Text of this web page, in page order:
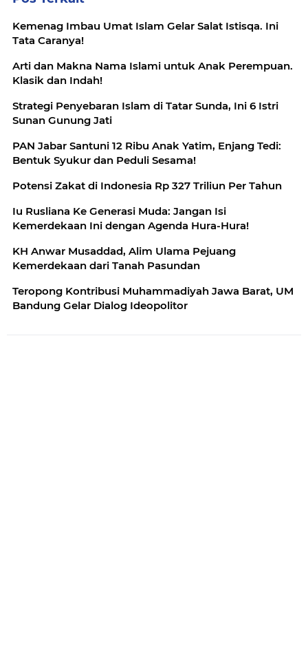
Kemenag Imbau Umat Islam Gelar Salat Istisqa. Ini
Tata Caranya!
Arti dan Makna Nama Islami untuk Anak Perempuan.
Klasik dan Indah!
Strategi Penyebaran Islam di Tatar Sunda, Ini 6 Istri
Sunan Gunung Jati
PAN Jabar Santuni 12 Ribu Anak Yatim, Enjang Tedi:
Bentuk Syukur dan Peduli Sesama!
Potensi Zakat di Indonesia Rp 327 Triliun Per Tahun
Iu Rusliana Ke Generasi Muda: Jangan Isi
Kemerdekaan Ini dengan Agenda Hura-Hura!
KH Anwar Musaddad, Alim Ulama Pejuang
Kemerdekaan dari Tanah Pasundan
Teropong Kontribusi Muhammadiyah Jawa Barat, UM
Bandung Gelar Dialog Ideopolitor